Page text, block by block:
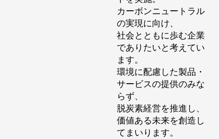
カーボンニュートラル
の実現に向け、
社会とともに歩む企業
でありたいと考えてい
ます。
環境に配慮した製品・
サービスの提供のみな
らず、
脱炭素経営を推進し、
価値ある未来を創造し
てまいります。